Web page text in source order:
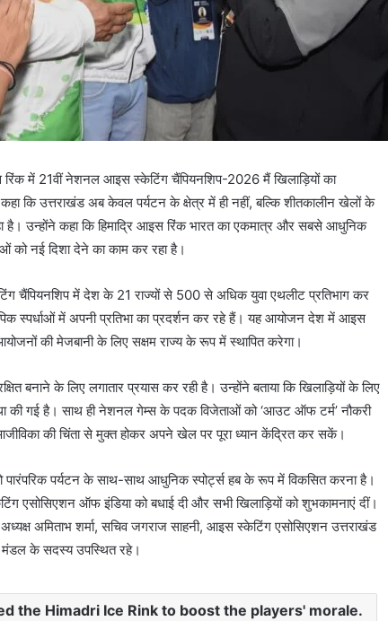
रिंक में 21वीं नेशनल आइस स्केटिंग चैंपियनशिप-2026 मैं खिलाड़ियों का
कि उत्तराखंड अब केवल पर्यटन के क्षेत्र में ही नहीं, बल्कि शीतकालीन खेलों के
है। उन्होंने कहा कि हिमाद्रि आइस रिंक भारत का एकमात्र और सबसे आधुनिक
को नई दिशा देने का काम कर रहा है।
चैंपियनशिप में देश के 21 राज्यों से 500 से अधिक युवा एथलीट प्रतिभाग कर
स्पर्धाओं में अपनी प्रतिभा का प्रदर्शन कर रहे हैं। यह आयोजन देश में आइस
की मेजबानी के लिए सक्षम राज्य के रूप में स्थापित करेगा।
बनाने के लिए लगातार प्रयास कर रही है। उन्होंने बताया कि खिलाड़ियों के लिए
की गई है। साथ ही नेशनल गेम्स के पदक विजेताओं को ‘आउट ऑफ टर्म’ नौकरी
की चिंता से मुक्त होकर अपने खेल पर पूरा ध्यान केंद्रित कर सकें।
पारंपरिक पर्यटन के साथ-साथ आधुनिक स्पोर्ट्स हब के रूप में विकसित करना है।
एसोसिएशन ऑफ इंडिया को बधाई दी और सभी खिलाड़ियों को शुभकामनाएं दीं।
अमिताभ शर्मा, सचिव जगराज साहनी, आइस स्केटिंग एसोसिएशन उत्तराखंड
मंडल के सदस्य उपस्थित रहे।
the Himadri Ice Rink to boost the players' morale.